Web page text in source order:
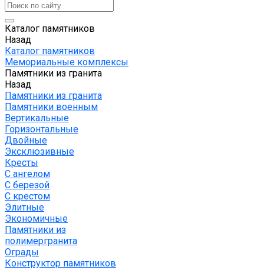
Каталог памятников
Назад
Каталог памятников
Мемориальные комплексы
Памятники из гранита
Назад
Памятники из гранита
Памятники военным
Вертикальные
Горизонтальные
Двойные
Эксклюзивные
Кресты
С ангелом
С березой
С крестом
Элитные
Экономичные
Памятники из
полимергранита
Ограды
Конструктор памятников